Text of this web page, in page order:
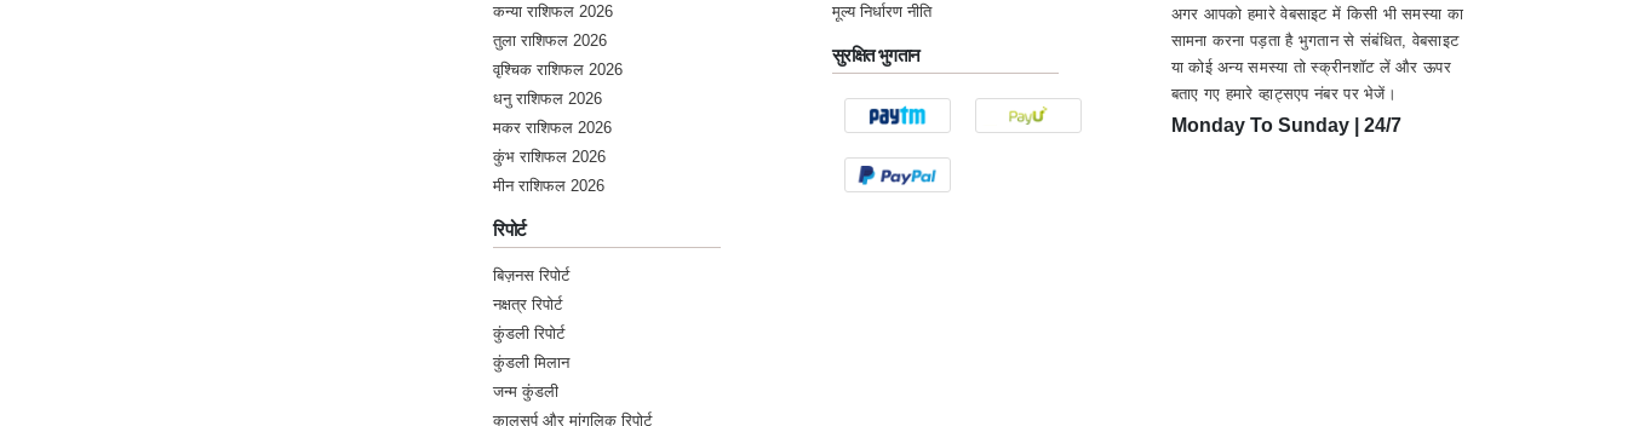
कन्या राशिफल 2026
तुला राशिफल 2026
वृश्चिक राशिफल 2026
धनु राशिफल 2026
मकर राशिफल 2026
कुंभ राशिफल 2026
मीन राशिफल 2026
रिपोर्ट
बिज़नस रिपोर्ट
नक्षत्र रिपोर्ट
कुंडली रिपोर्ट
कुंडली मिलान
जन्म कुंडली
कालसर्प और मांगलिक रिपोर्ट
मूल्य निर्धारण नीति
सुरक्षित भुगतान
अगर आपको हमारे वेबसाइट में किसी भी समस्या का
सामना करना पड़ता है भुगतान से संबंधित, वेबसाइट
या कोई अन्य समस्या तो स्क्रीनशॉट लें और ऊपर
बताए गए हमारे व्हाट्सएप नंबर पर भेजें।
Monday To Sunday | 24/7